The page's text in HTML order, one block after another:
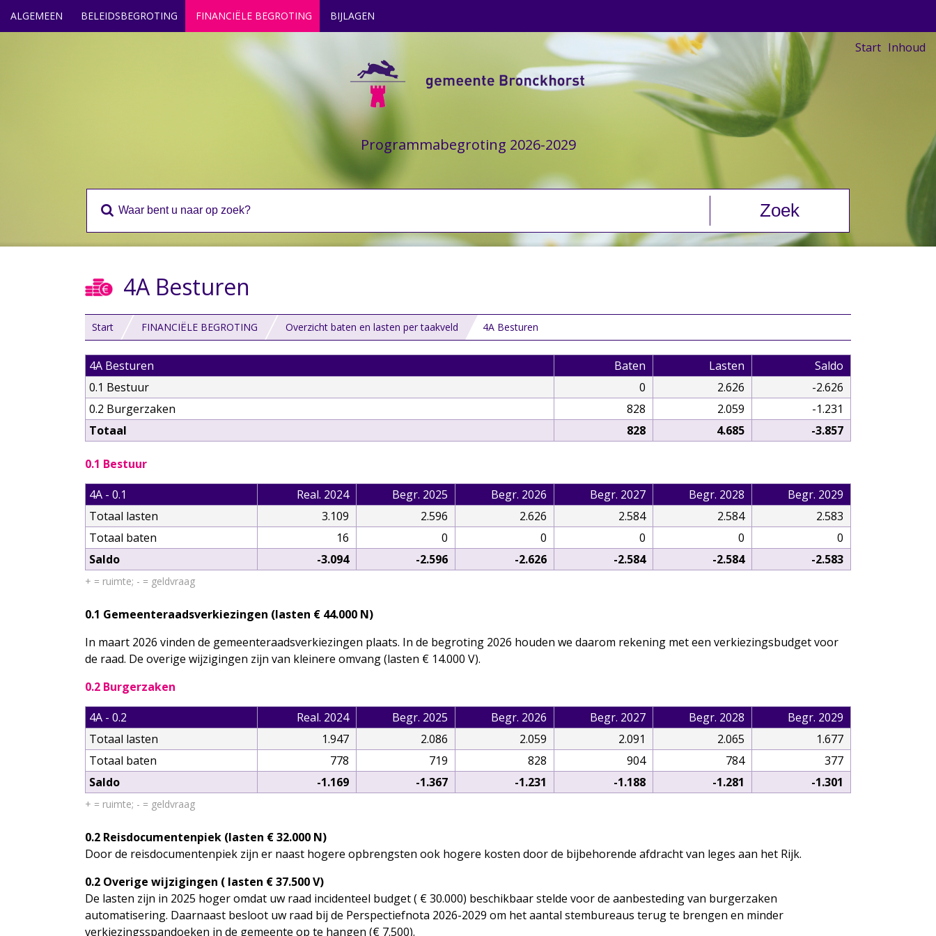
Programmabegroting 2026-2029
Start Inhoud
ALGEMEEN BELEIDSBEGROTING FINANCIËLE BEGROTING BIJLAGEN
4A Besturen
Start FINANCIËLE BEGROTING Overzicht baten en lasten per taakveld 4A Besturen
4A Besturen Baten Lasten
Saldo
0.1 Bestuur
0 2.626
-2.626
0.2 Burgerzaken
828 2.059
-1.231
Totaal
828 4.685 -3.857
0.1 Bestuur
4A - 0.1
Real. 2024 Begr. 2025 Begr. 2026 Begr. 2027 Begr. 2028
Begr. 2029
Totaal lasten
3.109 2.596 2.626 2.584 2.584
2.583
Totaal baten
16 0 0 0 0
0
Saldo
-3.094 -2.596 -2.626 -2.584 -2.584 -2.583
+ = ruimte; - = geldvraag
0.1 Gemeenteraadsverkiezingen (lasten € 44.000 N)
In maart 2026 vinden de gemeenteraadsverkiezingen plaats. In de begroting 2026 houden we daarom rekening met een verkiezingsbudget voor
de raad. De overige wijzigingen zijn van kleinere omvang (lasten € 14.000 V).
0.2 Burgerzaken
4A - 0.2
Real. 2024 Begr. 2025 Begr. 2026 Begr. 2027 Begr. 2028
Begr. 2029
Totaal lasten
1.947 2.086 2.059 2.091 2.065
1.677
Totaal baten
778 719 828 904 784
377
Saldo
-1.169 -1.367 -1.231 -1.188 -1.281 -1.301
+ = ruimte; - = geldvraag
0.2 Reisdocumentenpiek (lasten € 32.000 N)
Door de reisdocumentenpiek zijn er naast hogere opbrengsten ook hogere kosten door de bijbehorende afdracht van leges aan het Rijk.
0.2 Overige wijzigingen ( lasten € 37.500 V)
De lasten zijn in 2025 hoger omdat uw raad incidenteel budget ( € 30.000) beschikbaar stelde voor de aanbesteding van burgerzaken
automatisering. Daarnaast besloot uw raad bij de Perspectiefnota 2026-2029 om het aantal stembureaus terug te brengen en minder
verkiezingsspandoeken in de gemeente op te hangen (€ 7.500).